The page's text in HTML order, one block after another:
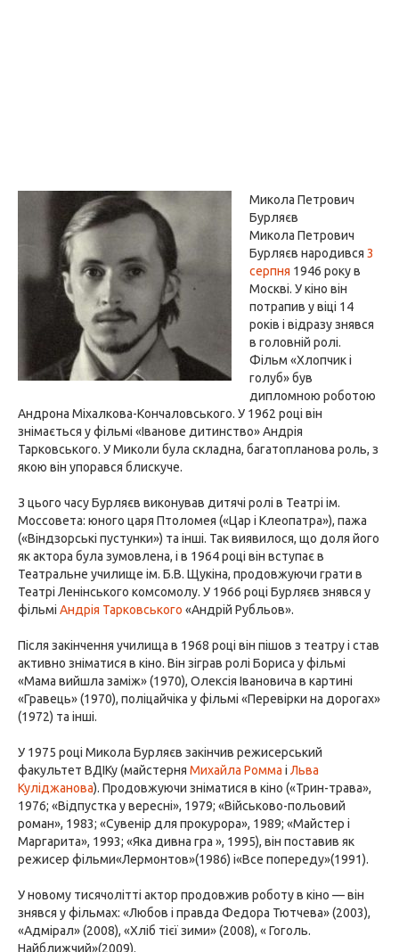
Микола Петрович
Бурляєв
Микола Петрович
Бурляєв народився 3
серпня 1946 року в
Москві. У кіно він
потрапив у віці 14
років і відразу знявся
в головній ролі.
Фільм «Хлопчик і
голуб» був
дипломною роботою
Андрона Міхалкова-Кончаловського. У 1962 році він
знімається у фільмі «Іванове дитинство» Андрія
Тарковського. У Миколи була складна, багатопланова роль, з
якою він упорався блискуче.
З цього часу Бурляєв виконував дитячі ролі в Театрі ім.
Моссовета: юного царя Птоломея («Цар і Клеопатра»), пажа
(«Віндзорські пустунки») та інші. Так виявилося, що доля його
як актора була зумовлена, і в 1964 році він вступає в
Театральне училище ім. Б.В. Щукіна, продовжуючи грати в
Театрі Ленінського комсомолу. У 1966 році Бурляєв знявся у
фільмі Андрія Тарковського «Андрій Рубльов».
Після закінчення училища в 1968 році він пішов з театру і став
активно зніматися в кіно. Він зіграв ролі Бориса у фільмі
«Мама вийшла заміж» (1970), Олексія Івановича в картині
«Гравець» (1970), поліцайчіка у фільмі «Перевірки на дорогах»
(1972) та інші.
У 1975 році Микола Бурляєв закінчив режисерський
факультет ВДІКу (майстерня Михайла Ромма і Льва
Куліджанова). Продовжуючи зніматися в кіно («Трин-трава»,
1976; «Відпустка у вересні», 1979; «Військово-польовий
роман», 1983; «Сувенір для прокурора», 1989; «Майстер і
Маргарита», 1993; «Яка дивна гра », 1995), він поставив як
режисер фільми«Лермонтов»(1986) і«Все попереду»(1991).
У новому тисячолітті актор продовжив роботу в кіно — він
знявся у фільмах: «Любов і правда Федора Тютчева» (2003),
«Адмірал» (2008), «Хліб тієї зими» (2008), « Гоголь.
Найближчий»(2009).